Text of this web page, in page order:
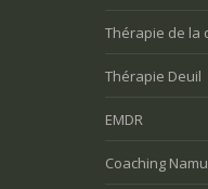
Thérapie de la
Thérapie Deuil
EMDR
Coaching